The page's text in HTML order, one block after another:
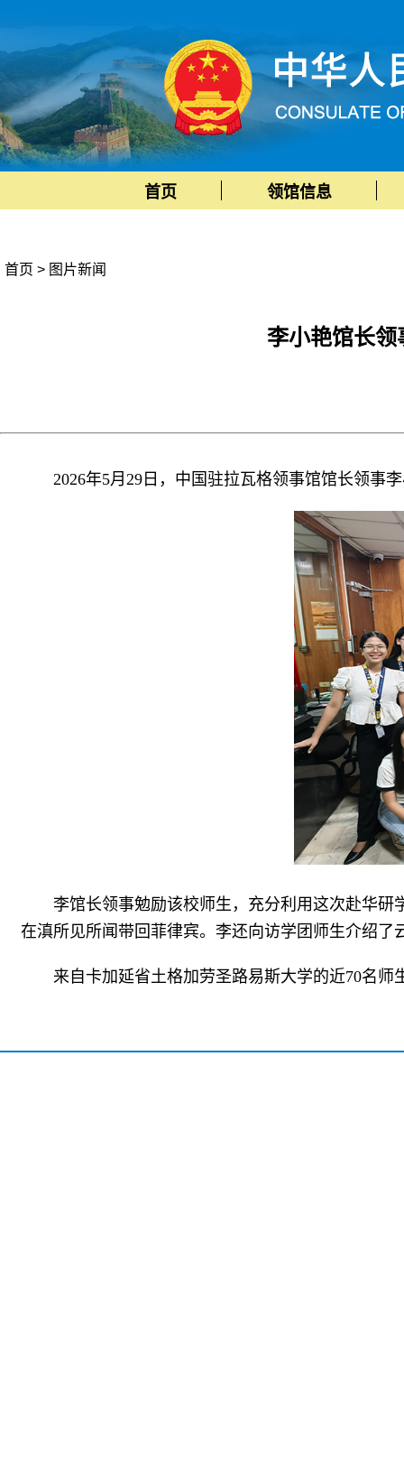
首页 领馆信息
首页 > 图片新闻
李小艳馆长领
2026年5月29日，中国驻拉瓦格领事馆馆长领事
李馆长领事勉励该校师生，充分利用这次赴华
在滇所见所闻带回菲律宾。李还向访学团师生介绍
来自卡加延省土格加劳圣路易斯大学的近70名